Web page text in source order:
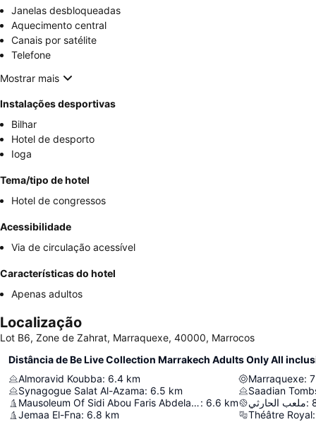
Janelas desbloqueadas
Aquecimento central
Canais por satélite
Telefone
Mostrar mais
Instalações desportivas
Bilhar
Hotel de desporto
Ioga
Tema/tipo de hotel
Hotel de congressos
Acessibilidade
Via de circulação acessível
Características do hotel
Apenas adultos
Localização
Lot B6, Zone de Zahrat, Marraquexe, 40000, Marrocos
Distância de Be Live Collection Marrakech Adults Only All
Almoravid Koubba: 6.4 km
Synagogue Salat Al-Azama: 6.5 km
Mausoleum Of Sidi Abou Faris Abdelaziz Tebbâa: 6.6 km
Jemaa El-Fna: 6.8 km
Marraquexe: 7
Saadian
ملعب الحارثي:
Théâtre Royal: